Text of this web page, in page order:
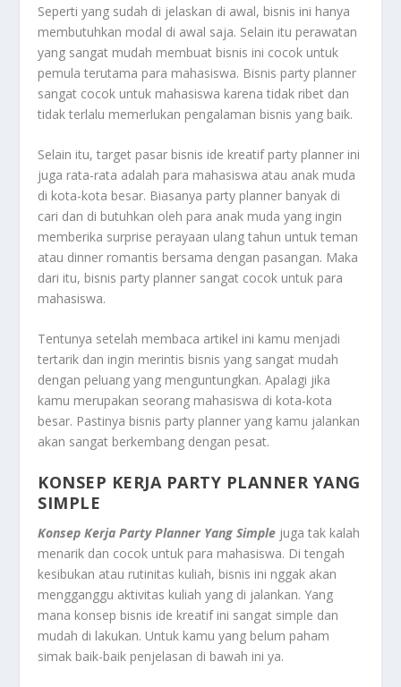
Seperti yang sudah di jelaskan di awal, bisnis ini hanya
membutuhkan modal di awal saja. Selain itu perawatan
yang sangat mudah membuat bisnis ini cocok untuk
pemula terutama para mahasiswa. Bisnis party planner
sangat cocok untuk mahasiswa karena tidak ribet dan
tidak terlalu memerlukan pengalaman bisnis yang baik.
Selain itu, target pasar bisnis ide kreatif party planner ini
juga rata-rata adalah para mahasiswa atau anak muda
di kota-kota besar. Biasanya party planner banyak di
cari dan di butuhkan oleh para anak muda yang ingin
memberika surprise perayaan ulang tahun untuk teman
atau dinner romantis bersama dengan pasangan. Maka
dari itu, bisnis party planner sangat cocok untuk para
mahasiswa.
Tentunya setelah membaca artikel ini kamu menjadi
tertarik dan ingin merintis bisnis yang sangat mudah
dengan peluang yang menguntungkan. Apalagi jika
kamu merupakan seorang mahasiswa di kota-kota
besar. Pastinya bisnis party planner yang kamu jalankan
akan sangat berkembang dengan pesat.
KONSEP KERJA PARTY PLANNER YANG
SIMPLE
Konsep Kerja Party Planner Yang Simple juga tak kalah
menarik dan cocok untuk para mahasiswa. Di tengah
kesibukan atau rutinitas kuliah, bisnis ini nggak akan
mengganggu aktivitas kuliah yang di jalankan. Yang
mana konsep bisnis ide kreatif ini sangat simple dan
mudah di lakukan. Untuk kamu yang belum paham
simak baik-baik penjelasan di bawah ini ya.